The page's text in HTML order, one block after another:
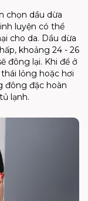
chọn dầu dừa
luyện có thể
cho da. Dầu dừa
khoảng 24 - 26
đông lại. Khi để ở
lỏng hoặc hơi
đông đặc hoàn
lạnh.